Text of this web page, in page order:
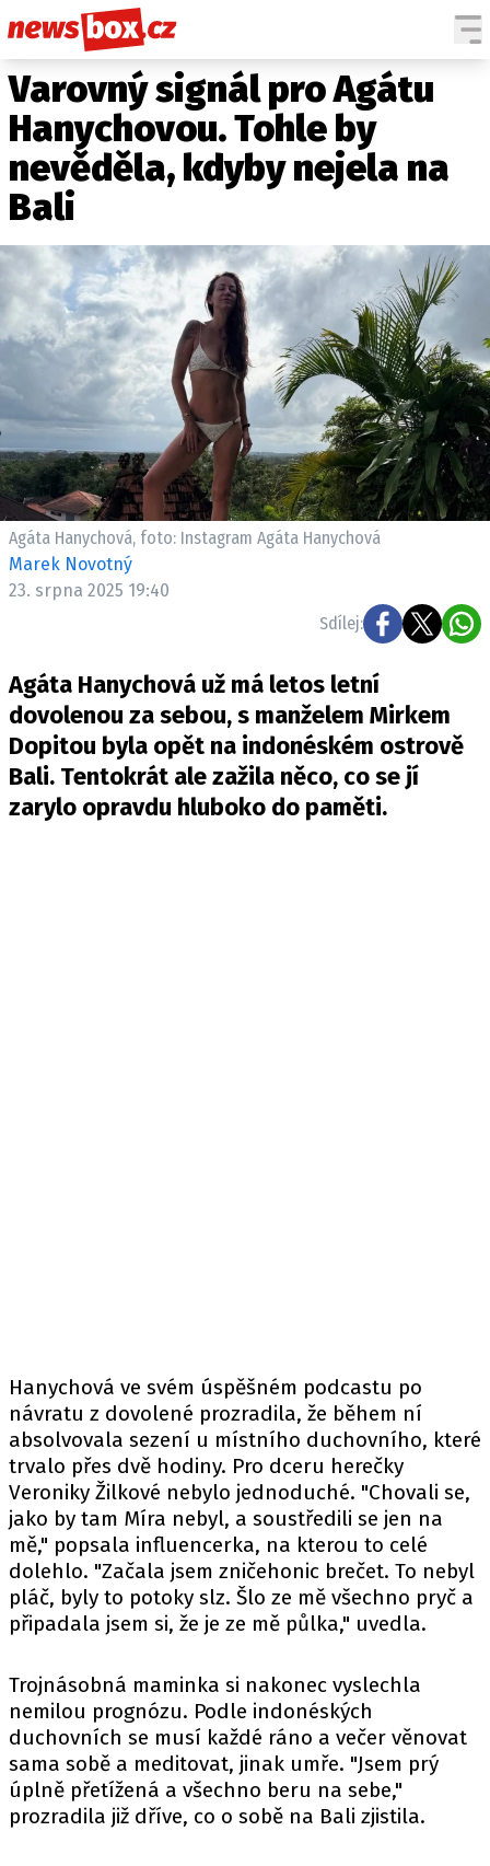
DOMÁCÍ
ZAHRANIČÍ
POČASÍ
KRIMI
EKONOMIKA
KULTURA
SPOLEČNOST
SPORT
ČESKÉ CELEBRITY
SVĚTOVÉ CELEBRITY
SLEDUJTE NÁS NA|
Máte příběh, fotku nebo video?
Pošlete e-mail na newsbox.cz
VYDAVATEL
INZERCE
OSOBNÍ ÚDAJE / COOKIES
VOLNÁ MÍSTA
Varovný signál pro Agátu
Hanychovou. Tohle by
nevěděla, kdyby nejela na
Bali
Agáta Hanychová, foto: Instagram Agáta Hanychová
Marek Novotný
23. srpna 2025 19:40
Sdílej:
Agáta Hanychová už má letos letní
dovolenou za sebou, s manželem Mirkem
Dopitou byla opět na indonéském ostrově
Bali. Tentokrát ale zažila něco, co se jí
zarylo opravdu hluboko do paměti.
Hanychová ve svém úspěšném podcastu po
návratu z dovolené prozradila, že během ní
absolvovala sezení u místního duchovního, které
trvalo přes dvě hodiny. Pro dceru herečky
Veroniky Žilkové nebylo jednoduché. "Chovali se,
jako by tam Míra nebyl, a soustředili se jen na
mě," popsala influencerka, na kterou to celé
dolehlo. "Začala jsem zničehonic brečet. To nebyl
pláč, byly to potoky slz. Šlo ze mě všechno pryč a
připadala jsem si, že je ze mě půlka," uvedla.
Trojnásobná maminka si nakonec vyslechla
nemilou prognózu. Podle indonéských
duchovních se musí každé ráno a večer věnovat
sama sobě a meditovat, jinak umře. "Jsem prý
úplně přetížená a všechno beru na sebe,"
prozradila již dříve, co o sobě na Bali zjistila.